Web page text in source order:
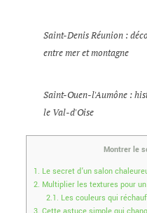
Saint-Denis Réunion :
entre mer et montagne
Saint-Ouen-l'Aumône :
le Val-d'Oise
Montrer le
1. Le secret d’un salon
2. Multiplier les textures pour
2.1. Les couleurs qui